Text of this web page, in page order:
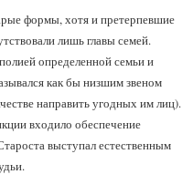
формы, хотя и претерпевшие
лишь главы семей.
определенной семьи и
как бы низшим звеном
направить угодных им лиц).
входило обеспечение
выступал естественным